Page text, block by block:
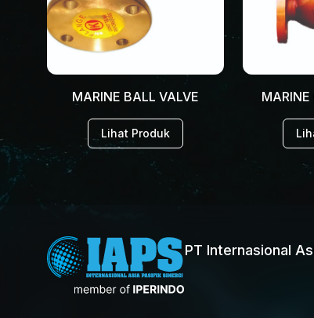
MARINE BALL VALVE
Lihat Produk
MARINE
PT Internasional